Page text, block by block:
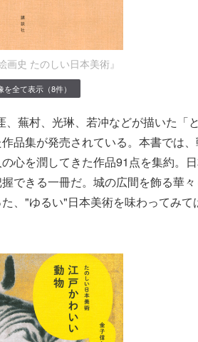
画史 たのしい日本美術』
を全て表示（8件）
蕪村、光琳、若冲などが描いた「
品集が発売されている。本書では
心を潤してきた作品91点を集約。
できる一冊だ。城の広間を飾る華
、"ゆるい"日本美術を味わってみて